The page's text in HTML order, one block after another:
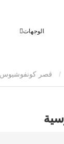
الوجهات
قصر كونفوشيوس